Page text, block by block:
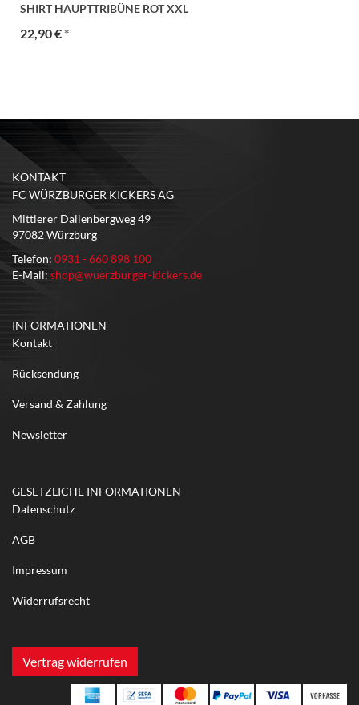
SHIRT HAUPTTRIBÜNE ROT XXL
22,90 €*
KONTAKT
FC WÜRZBURGER KICKERS AG
Mittlerer Dallenbergweg 49
97082 Würzburg
Telefon: 0931 - 660 898 100
E-Mail: shop@wuerzburger-kickers.de
INFORMATIONEN
Kontakt
Rücksendung
Versand & Zahlung
Newsletter
GESETZLICHE INFORMATIONEN
Datenschutz
AGB
Impressum
Widerrufsrecht
Vertrag widerrufen